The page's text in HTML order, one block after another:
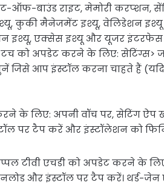
ऑफ-बाउंड राइट, मेमोरी करप्शन,
कुकी मैनेजमेंट इश्यू, वेलिडेशन
इश्यू, एक्सेस इश्यू और यूजर इंटरफेस
को अपडेट करने के लिए: सेटिंग्स>
जिसे आप इंस्टॉल करना चाहते हैं
के लिए: अपनी वॉच पर, सेटिंग
पर टैप करें और इंस्टॉलेशन को
टीवी एचडी को अपडेट करने के
और इंस्टॉल पर टैप करें। थर्ड-